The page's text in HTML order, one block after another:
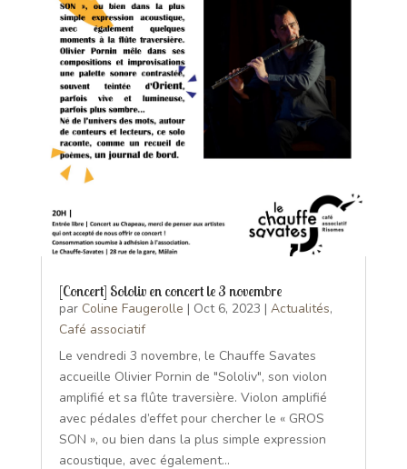
[Concert] Sololiv en concert le 3 novembre
par Coline Faugerolle | Oct 6, 2023 | Actualités,
Café associatif
Le vendredi 3 novembre, le Chauffe Savates
accueille Olivier Pornin de "Sololiv", son violon
amplifié et sa flûte traversière. Violon amplifié
avec pédales d’effet pour chercher le « GROS
SON », ou bien dans la plus simple expression
acoustique, avec également...